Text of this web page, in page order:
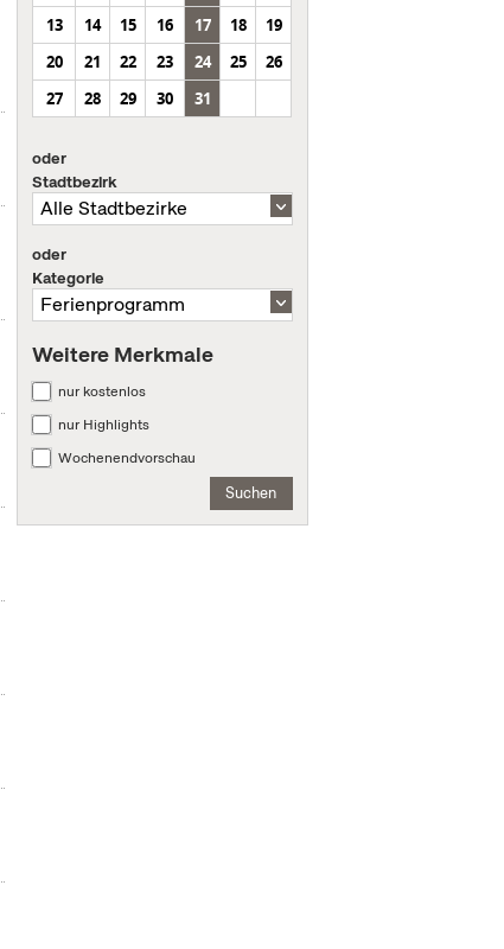
13
14 15 16 17 18
19
20
21 22 23 24 25
26
27
28 29 30 31
oder
Stadtbezirk
oder
Kategorie
Weitere Merkmale
nur kostenlos
nur Highlights
Wochenendvorschau
Suchen